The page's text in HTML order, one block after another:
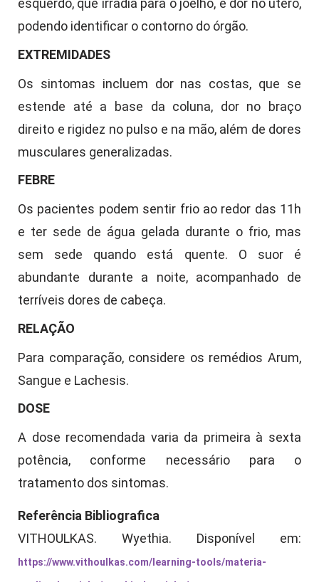
esquerdo, que irradia para o joelho, e dor no útero,
podendo identificar o contorno do órgão.
EXTREMIDADES
Os sintomas incluem dor nas costas, que se
estende até a base da coluna, dor no braço
direito e rigidez no pulso e na mão, além de dores
musculares generalizadas.
FEBRE
Os pacientes podem sentir frio ao redor das 11h
e ter sede de água gelada durante o frio, mas
sem sede quando está quente. O suor é
abundante durante a noite, acompanhado de
terríveis dores de cabeça.
RELAÇÃO
Para comparação, considere os remédios Arum,
Sangue e Lachesis.
DOSE
A dose recomendada varia da primeira à sexta
potência, conforme necessário para o
tratamento dos sintomas.
Referência Bibliografica
VITHOULKAS. Wyethia. Disponível em:
https://www.vithoulkas.com/learning-tools/materia-